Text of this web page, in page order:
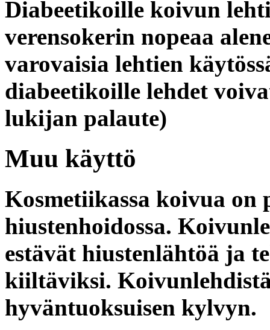
Diabeetikoille koivun
verensokerin nopeaa
varovaisia lehtien
diabeetikoille lehdet
lukijan palaute)
Muu käyttö
Kosmetiikassa koivua on
hiustenhoidossa.
estävät hiustenlähtöä ja
kiiltäviksi.
hyväntuoksuisen kylvyn.